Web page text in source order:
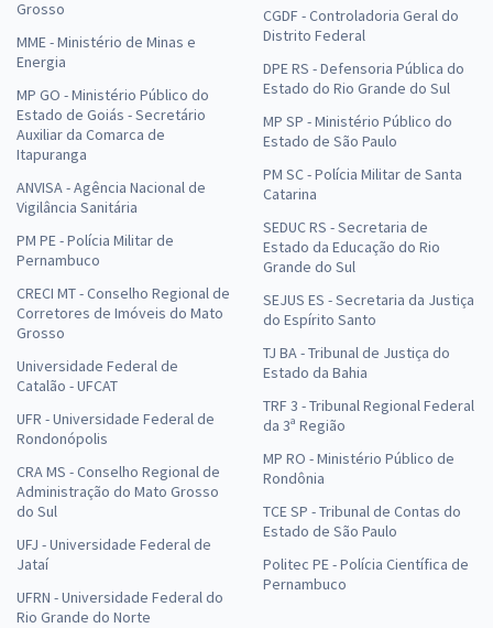
Grosso
MME - Ministério de Minas e
Energia
MP GO - Ministério Público do
Estado de Goiás - Secretário
Auxiliar da Comarca de
Itapuranga
ANVISA - Agência Nacional de
Vigilância Sanitária
PM PE - Polícia Militar de
Pernambuco
CRECI MT - Conselho Regional de
Corretores de Imóveis do Mato
Grosso
Universidade Federal de
Catalão - UFCAT
UFR - Universidade Federal de
Rondonópolis
CRA MS - Conselho Regional de
Administração do Mato Grosso
do Sul
UFJ - Universidade Federal de
Jataí
UFRN - Universidade Federal do
Rio Grande do Norte
CGDF - Controladoria Geral do
Distrito Federal
DPE RS - Defensoria Pública do
Estado do Rio Grande do Sul
MP SP - Ministério Público do
Estado de São Paulo
PM SC - Polícia Militar de Santa
Catarina
SEDUC RS - Secretaria de
Estado da Educação do Rio
Grande do Sul
SEJUS ES - Secretaria da Justiça
do Espírito Santo
TJ BA - Tribunal de Justiça do
Estado da Bahia
TRF 3 - Tribunal Regional Federal
da 3ª Região
MP RO - Ministério Público de
Rondônia
TCE SP - Tribunal de Contas do
Estado de São Paulo
Politec PE - Polícia Científica de
Pernambuco